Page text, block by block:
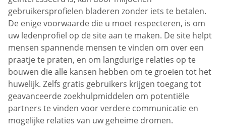
gebruikersprofielen bladeren zonder iets te betalen.
De enige voorwaarde die u moet respecteren, is om
uw ledenprofiel op de site aan te maken. De site helpt
mensen spannende mensen te vinden om over een
praatje te praten, en om langdurige relaties op te
bouwen die alle kansen hebben om te groeien tot het
huwelijk. Zelfs gratis gebruikers krijgen toegang tot
geavanceerde zoekhulpmiddelen om potentiële
partners te vinden voor verdere communicatie en
mogelijke relaties van uw geheime dromen.